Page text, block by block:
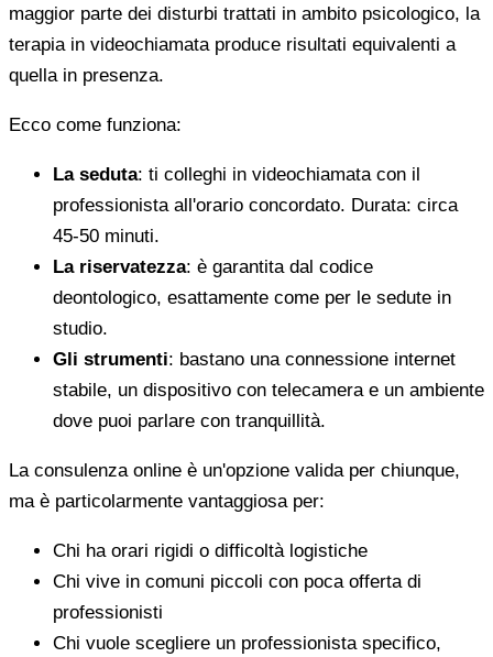
maggior parte dei disturbi trattati in ambito psicologico, la
terapia in videochiamata produce risultati equivalenti a
quella in presenza.
Ecco come funziona:
La seduta: ti colleghi in videochiamata con il
professionista all'orario concordato. Durata: circa
45-50 minuti.
La riservatezza: è garantita dal codice
deontologico, esattamente come per le sedute in
studio.
Gli strumenti: bastano una connessione internet
stabile, un dispositivo con telecamera e un ambiente
dove puoi parlare con tranquillità.
La consulenza online è un'opzione valida per chiunque,
ma è particolarmente vantaggiosa per:
Chi ha orari rigidi o difficoltà logistiche
Chi vive in comuni piccoli con poca offerta di
professionisti
Chi vuole scegliere un professionista specifico,